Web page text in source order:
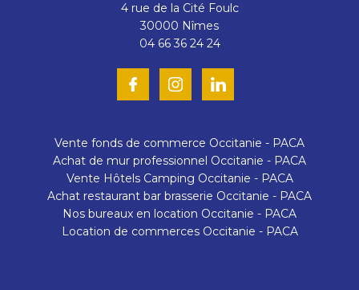
4 rue de la Cité Foulc
30000 Nîmes
04 66 36 24 24
Vente fonds de commerce Occitanie - PACA
Achat de mur professionnel Occitanie - PACA
Vente Hôtels Camping Occitanie - PACA
Achat restaurant bar brasserie Occitanie - PACA
Nos bureaux en location Occitanie - PACA
Location de commerces Occitanie - PACA